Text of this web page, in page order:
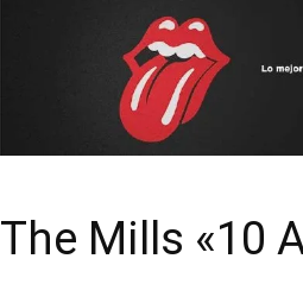
The Mills «10